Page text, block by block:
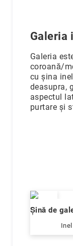
Galeria
Galeria
coroană/
cu șina
deasupra,
aspectul
purtare și
Șină de